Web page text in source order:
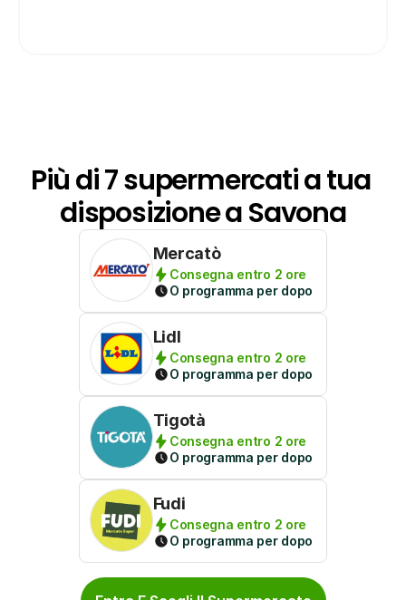
Più di 7 supermercati a tua
disposizione a Savona
Mercatò
Consegna entro 2 ore
O programma per dopo
Lidl
Consegna entro 2 ore
O programma per dopo
Tigotà
Consegna entro 2 ore
O programma per dopo
Fudi
Consegna entro 2 ore
O programma per dopo